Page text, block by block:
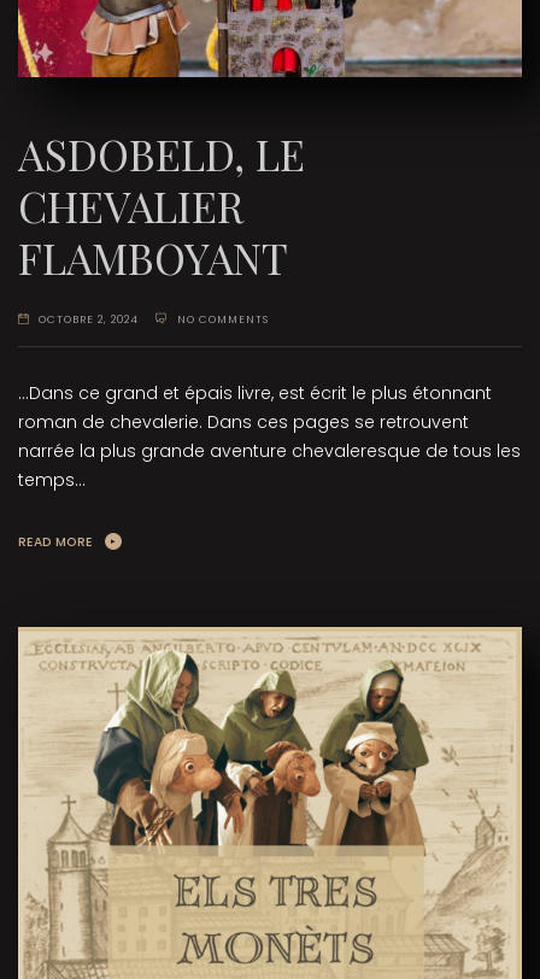
ASDOBELD, LE
CHEVALIER
FLAMBOYANT
OCTOBRE 2, 2024 NO COMMENTS
...Dans ce grand et épais livre, est écrit le plus étonnant
roman de chevalerie. Dans ces pages se retrouvent
narrée la plus grande aventure chevaleresque de tous les
temps...
READ MORE